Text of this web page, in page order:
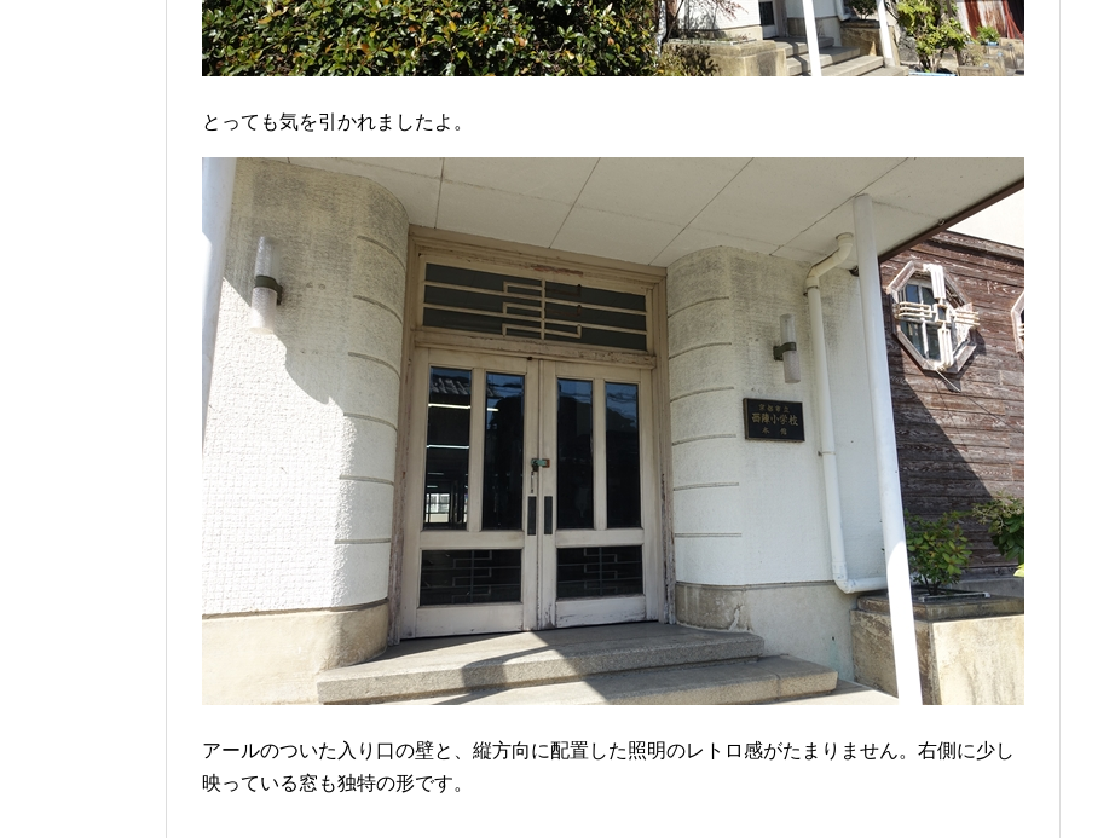
とっても気を引かれましたよ。
アールのついた入り口の壁と、縦方向に配置した照明のレトロ感がたまりません。右側に少し
映っている窓も独特の形です。